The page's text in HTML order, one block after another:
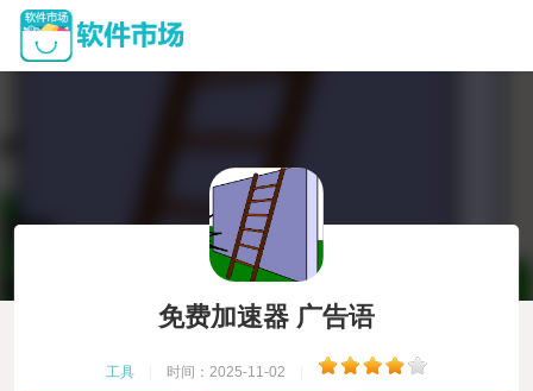
免费加速器 广告语
工具 时间：2025-11-02